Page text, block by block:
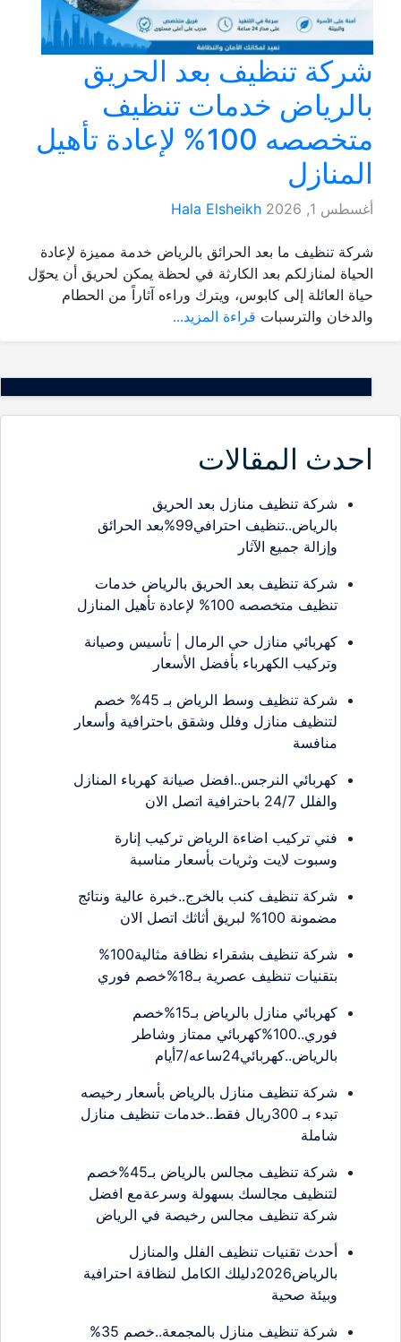
شركة تنظيف بعد الحريق
بالرياض خدمات تنظيف
متخصصه 100% لإعادة تأهيل
المنازل
أغسطس 1, 2026 Hala Elsheikh
شركة تنظيف ما بعد الحرائق بالرياض خدمة مميزة لإعادة
الحياة لمنازلكم بعد الكارثة في لحظة يمكن لحريق أن يحوّل
حياة العائلة إلى كابوس، ويترك وراءه آثاراً من الحطام
والدخان والترسبات قراءة المزيد...
احدث المقالات
شركة تنظيف منازل بعد الحريق
بالرياض..تنظيف احترافي99%بعد الحرائق
وإزالة جميع الآثار
شركة تنظيف بعد الحريق بالرياض خدمات
تنظيف متخصصه 100% لإعادة تأهيل المنازل
كهربائي منازل حي الرمال | تأسيس وصيانة
وتركيب الكهرباء بأفضل الأسعار
شركة تنظيف وسط الرياض بـ 45% خصم
لتنظيف منازل وفلل وشقق باحترافية وأسعار
منافسة
كهربائي النرجس..افضل صيانة كهرباء المنازل
والفلل 24/7 باحترافية اتصل الان
فني تركيب اضاءة الرياض تركيب إنارة
وسبوت لايت وثريات بأسعار مناسبة
شركة تنظيف كنب بالخرج..خبرة عالية ونتائج
مضمونة 100% لبريق أثاثك اتصل الان
شركة تنظيف بشقراء نظافة مثالية100%
بتقنيات تنظيف عصرية بـ18%خصم فوري
كهربائي منازل بالرياض بـ15%خصم
فوري..100%كهربائي ممتاز وشاطر
بالرياض..كهربائي24ساعه/7أيام
شركة تنظيف منازل بالرياض بأسعار رخيصه
تبدء بـ 300ريال فقط..خدمات تنظيف منازل
شاملة
شركة تنظيف مجالس بالرياض بـ45%خصم
لتنظيف مجالسك بسهولة وسرعةمع افضل
شركة تنظيف مجالس رخيصة في الرياض
أحدث تقنيات تنظيف الفلل والمنازل
بالرياض2026دليلك الكامل لنظافة احترافية
وبيئة صحية
شركة تنظيف منازل بالمجمعة..خصم 35%